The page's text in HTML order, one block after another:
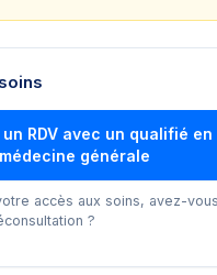
RDV avec un qualifié en
médecine générale
accès aux soins, avez-vous
?